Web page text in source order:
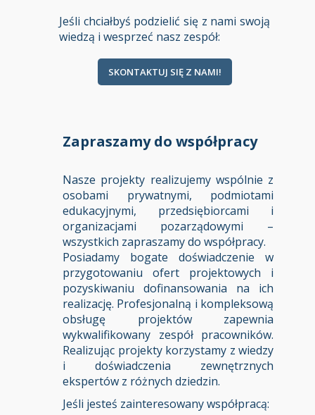
Jeśli chciałbyś podzielić się z nami swoją
wiedzą i wesprzeć nasz zespół:
SKONTAKTUJ SIĘ Z NAMI!
Zapraszamy do współpracy
Nasze projekty realizujemy wspólnie z
osobami prywatnymi, podmiotami
edukacyjnymi, przedsiębiorcami i
organizacjami pozarządowymi –
wszystkich zapraszamy do współpracy.
Posiadamy bogate doświadczenie w
przygotowaniu ofert projektowych i
pozyskiwaniu dofinansowania na ich
realizację. Profesjonalną i kompleksową
obsługę projektów zapewnia
wykwalifikowany zespół pracowników.
Realizując projekty korzystamy z wiedzy
i doświadczenia zewnętrznych
ekspertów z różnych dziedzin.
Jeśli jesteś zainteresowany współpracą: